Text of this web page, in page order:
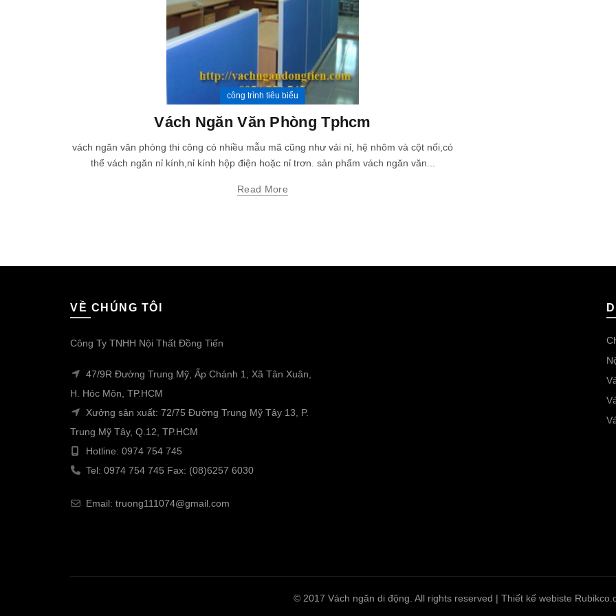
công trình tiêu biểu
Vách Ngăn Văn Phòng Tphcm
vách ngăn văn phòng thi công có nhiều mẫu mã cũng như vải nỉ, hệ nhôm và cột nối,có
thể vách ngăn nỉ kính,nỉ kính hộp điện hoặc nỉ trơn. sản phẩm vách ngăn văn...
Read More
VỀ CHÚNG TÔI
Công Ty TNHH Nội Thất Đồng Tiến
47/9R Đường Trung Mỹ, Ấp Chánh 1, Xã Tân Xuân,
H. Hóc Môn, TP.HCM
Xưởng sản xuất: 72/75 Đường Trung Mỹ Tây 13, P.
Trung Mỹ Tây, Q.12, TP.HCM
Hotline: 0974 754 745
Tel: 0974 754 745 Fax: (08)6257 6030
Email: truong111074@gmail.com
© 2017 Vách ngăn di động. All rights reserved | Thiết kế webiste